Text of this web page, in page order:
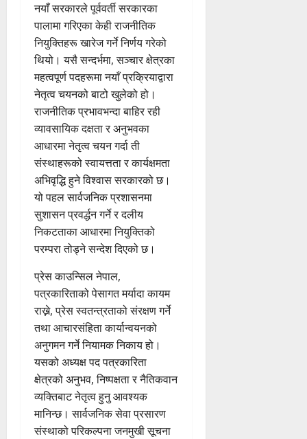
नयाँ सरकारले पूर्ववर्ती सरकारका
पालामा गरिएका केही राजनीतिक
नियुक्तिहरू खारेज गर्ने निर्णय गरेको
थियो। यसै सन्दर्भमा, सञ्चार क्षेत्रका
महत्वपूर्ण पदहरूमा नयाँ प्रक्रियाद्वारा
नेतृत्व चयनको बाटो खुलेको हो।
राजनीतिक प्रभावभन्दा बाहिर रही
व्यावसायिक दक्षता र अनुभवका
आधारमा नेतृत्व चयन गर्दा ती
संस्थाहरूको स्वायत्तता र कार्यक्षमता
अभिवृद्धि हुने विश्वास सरकारको छ।
यो पहल सार्वजनिक प्रशासनमा
सुशासन प्रवर्द्धन गर्ने र दलीय
निकटताका आधारमा नियुक्तिको
परम्परा तोड्ने सन्देश दिएको छ।
प्रेस काउन्सिल नेपाल,
पत्रकारिताको पेसागत मर्यादा कायम
राख्ने, प्रेस स्वतन्त्रताको संरक्षण गर्ने
तथा आचारसंहिता कार्यान्वयनको
अनुगमन गर्ने नियामक निकाय हो।
यसको अध्यक्ष पद पत्रकारिता
क्षेत्रको अनुभव, निष्पक्षता र नैतिकवान
व्यक्तिबाट नेतृत्व हुनु आवश्यक
मानिन्छ। सार्वजनिक सेवा प्रसारण
संस्थाको परिकल्पना जनमुखी सूचना